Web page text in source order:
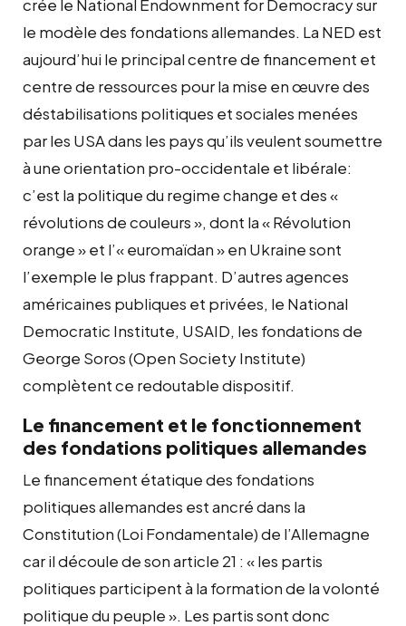
crée le National Endownment for Democracy sur
le modèle des fondations allemandes. La NED est
aujourd’hui le principal centre de financement et
centre de ressources pour la mise en œuvre des
déstabilisations politiques et sociales menées
par les USA dans les pays qu’ils veulent soumettre
à une orientation pro-occidentale et libérale:
c’est la politique du regime change et des «
révolutions de couleurs », dont la « Révolution
orange » et l’« euromaïdan » en Ukraine sont
l’exemple le plus frappant. D’autres agences
américaines publiques et privées, le National
Democratic Institute, USAID, les fondations de
George Soros (Open Society Institute)
complètent ce redoutable dispositif.
Le financement et le fonctionnement
des fondations politiques allemandes
Le financement étatique des fondations
politiques allemandes est ancré dans la
Constitution (Loi Fondamentale) de l’Allemagne
car il découle de son article 21 : « les partis
politiques participent à la formation de la volonté
politique du peuple ». Les partis sont donc